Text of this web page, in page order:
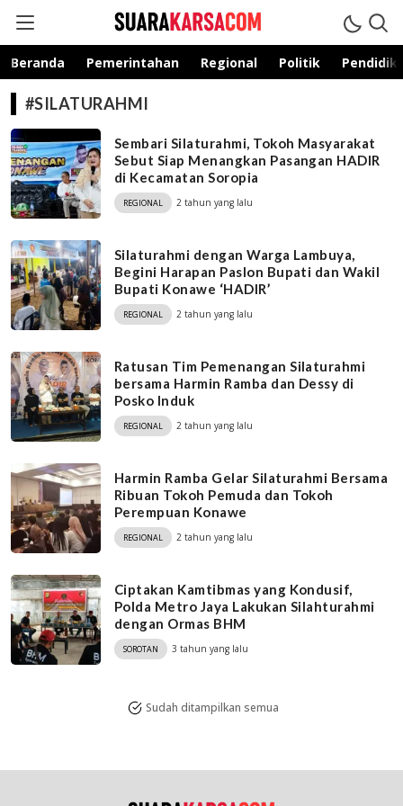
suarakarsa.com
Informasi terpercaya
Beranda Pemerintahan Regional Politik
#SILATURAHMI
Sembari Silaturahmi, Tokoh Masyarakat
Sebut Siap Menangkan Pasangan HADIR
di Kecamatan Soropia
REGIONAL 2 tahun yang lalu
Silaturahmi dengan Warga Lambuya,
Begini Harapan Paslon Bupati dan Wakil
Bupati Konawe ‘HADIR’
REGIONAL 2 tahun yang lalu
Ratusan Tim Pemenangan Silaturahmi
bersama Harmin Ramba dan Dessy di
Posko Induk
REGIONAL 2 tahun yang lalu
Harmin Ramba Gelar Silaturahmi Bersama
Ribuan Tokoh Pemuda dan Tokoh
Perempuan Konawe
REGIONAL 2 tahun yang lalu
Ciptakan Kamtibmas yang Kondusif,
Polda Metro Jaya Lakukan Silahturahmi
dengan Ormas BHM
SOROTAN 3 tahun yang lalu
Sudah ditampilkan semua